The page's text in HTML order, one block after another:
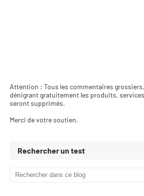
Attention : Tous les commentaires
dénigrant gratuitement les produits,
seront supprimés.
Merci de votre soutien.
Rechercher un test